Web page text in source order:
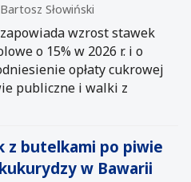
Słowiński
wzrost stawek
o 15% w 2026 r. i o
opłaty cukrowej
publiczne i walki z
z butelkami po piwie
w Bawarii